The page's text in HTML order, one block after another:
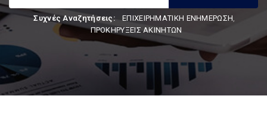
Συχνές Αναζητήσεις: ΕΠΙΧΕΙΡΗΜΑΤΙΚΗ ΕΝΗΜΕΡΩΣΗ,
ΠΡΟΚΗΡΥΞΕΙΣ ΑΚΙΝΗΤΩΝ